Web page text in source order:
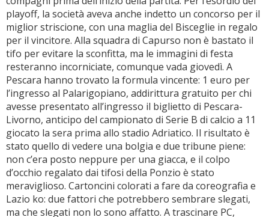
playoff, la società aveva anche indetto un concorso per il
miglior striscione, con una maglia del Bisceglie in regalo
per il vincitore. Alla squadra di Capurso non è bastato il
tifo per evitare la sconfitta, ma le immagini di festa
resteranno incorniciate, comunque vada giovedì. A
Pescara hanno trovato la formula vincente: 1 euro per
l’ingresso al Palarigopiano, addirittura gratuito per chi
avesse presentato all’ingresso il biglietto di Pescara-
Livorno, anticipo del campionato di Serie B di calcio a 11
giocato la sera prima allo stadio Adriatico. Il risultato è
stato quello di vedere una bolgia e due tribune piene:
non c’era posto neppure per una giacca, e il colpo
d’occhio regalato dai tifosi della Ponzio è stato
meraviglioso. Cartoncini colorati a fare da coreografia e
Lazio ko: due fattori che potrebbero sembrare slegati,
ma che slegati non lo sono affatto. A trascinare PC,